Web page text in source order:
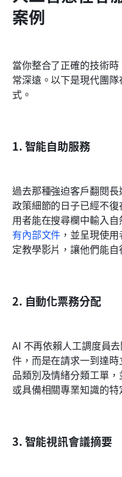
案例
當你整合了正確的技術
常深遠。以下是現代團
式。
1. 智能自助服務
過去那種強迫客戶翻閱
政策細節的日子已經不
用者能在搜尋欄中輸入
有內部文件 ，並呈現使
定教學影片，讓他們能自
2. 自動化票務分配
AI 不再依賴人工調度員
件，而是在請求一到達
品類別及情緒分類工單
或具備相關專業知識的特
3. 智能視訊會議摘要